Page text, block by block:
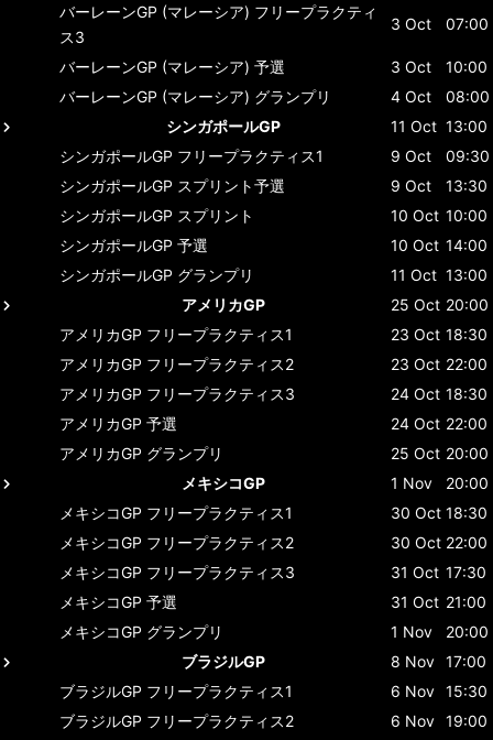
バーレーンGP (マレーシア) フリープラクティ
ス3
3 Oct 07:00
バーレーンGP (マレーシア) 予選 3 Oct
10:00
バーレーンGP (マレーシア) グランプリ 4 Oct
08:00
シンガポールGP
11 Oct 13:00
シンガポールGP フリープラクティス1 9 Oct
09:30
シンガポールGP スプリント予選 9 Oct
13:30
シンガポールGP スプリント 10 Oct 10:00
シンガポールGP 予選 10 Oct 14:00
シンガポールGP グランプリ 11 Oct 13:00
アメリカGP
25 Oct 20:00
アメリカGP フリープラクティス1 23 Oct 18:30
アメリカGP フリープラクティス2 23 Oct 22:00
アメリカGP フリープラクティス3 24 Oct 18:30
アメリカGP 予選 24 Oct 22:00
アメリカGP グランプリ 25 Oct 20:00
メキシコGP
1 Nov
20:00
メキシコGP フリープラクティス1 30 Oct 18:30
メキシコGP フリープラクティス2 30 Oct 22:00
メキシコGP フリープラクティス3 31 Oct 17:30
メキシコGP 予選 31 Oct 21:00
メキシコGP グランプリ 1 Nov
20:00
ブラジルGP
8 Nov 17:00
ブラジルGP フリープラクティス1 6 Nov 15:30
ブラジルGP フリープラクティス2 6 Nov 19:00